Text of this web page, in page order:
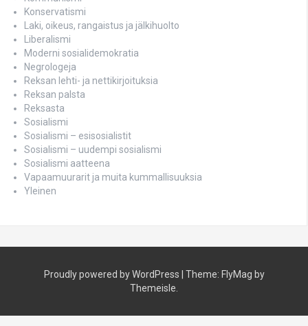
Konservatismi
Laki, oikeus, rangaistus ja jälkihuolto
Liberalismi
Moderni sosialidemokratia
Negrologeja
Reksan lehti- ja nettikirjoituksia
Reksan palsta
Reksasta
Sosialismi
Sosialismi – esisosialistit
Sosialismi – uudempi sosialismi
Sosialismi aatteena
Vapaamuurarit ja muita kummallisuuksia
Yleinen
Proudly powered by WordPress Theme: FlyMag by
Themeisle.